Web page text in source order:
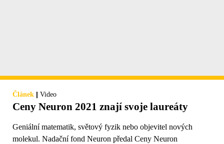
Článek | Video
Ceny Neuron 2021 znají svoje laureáty
Geniální matematik, světový fyzik nebo objevitel nových
molekul. Nadační fond Neuron předal Ceny Neuron